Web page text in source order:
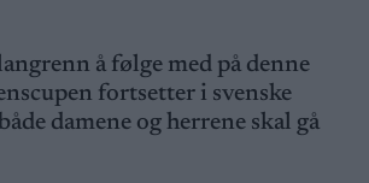
å følge med på denne
fortsetter i svenske
damene og herrene skal gå